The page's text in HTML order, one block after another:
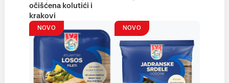
očišćena kolutići i
krakovi
NOVO NOVO